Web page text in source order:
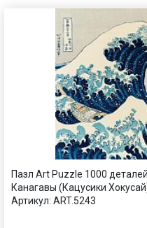
Пазл Art Puzzle 1000
Канагавы (Кацусики
Артикул: ART.5243